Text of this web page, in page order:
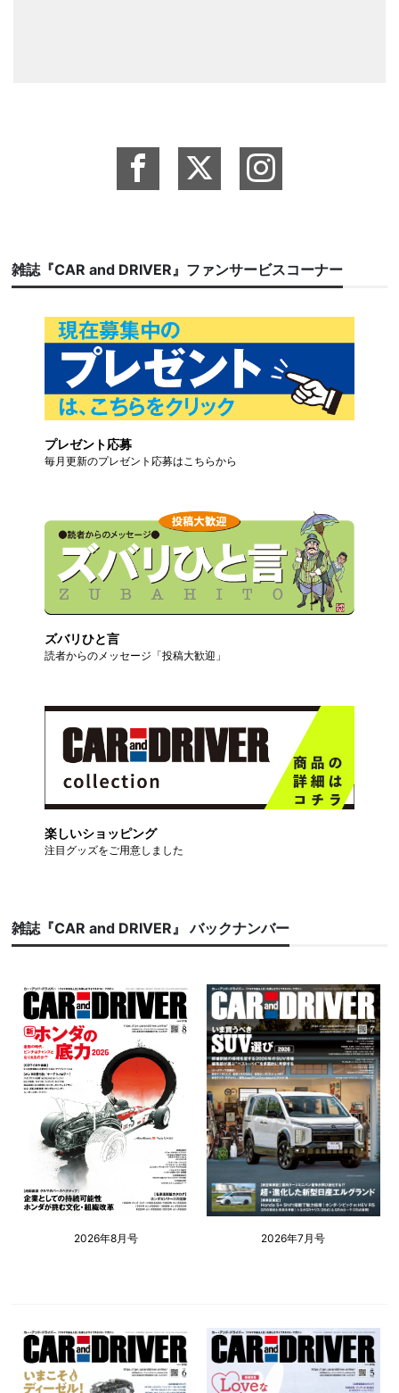
雑誌『CAR and DRIVER』ファンサービスコーナー
プレゼント応募
毎月更新のプレゼント応募はこちらから
ズバリひと言
読者からのメッセージ「投稿大歓迎」
楽しいショッピング
注目グッズをご用意しました
雑誌『CAR and DRIVER』 バックナンバー
2026年8月号 2026年7月号